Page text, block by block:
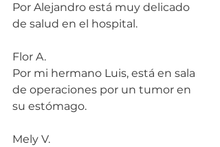
Por Alejandro está muy delicado
de salud en el hospital.
Flor A.
Por mi hermano Luis, está en sala
de operaciones por un tumor en
su estómago.
Mely V.